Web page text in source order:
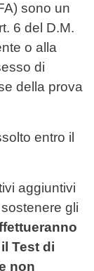
sono un
6 del D.M.
o alla
di
della prova
entro il
aggiuntivi
gli
Test di
non